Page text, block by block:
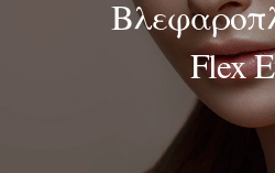
ΔΙΑΓΝΩΣΤΙΚΕΣ
BLOG
Flex